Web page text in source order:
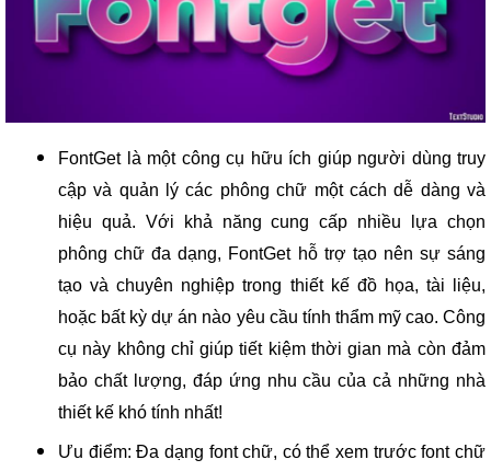
FontGet là một công cụ hữu ích giúp người dùng truy
cập và quản lý các phông chữ một cách dễ dàng và
hiệu quả. Với khả năng cung cấp nhiều lựa chọn
phông chữ đa dạng, FontGet hỗ trợ tạo nên sự sáng
tạo và chuyên nghiệp trong thiết kế đồ họa, tài liệu,
hoặc bất kỳ dự án nào yêu cầu tính thẩm mỹ cao. Công
cụ này không chỉ giúp tiết kiệm thời gian mà còn đảm
bảo chất lượng, đáp ứng nhu cầu của cả những nhà
thiết kế khó tính nhất!
Ưu điểm: Đa dạng font chữ, có thể xem trước font chữ